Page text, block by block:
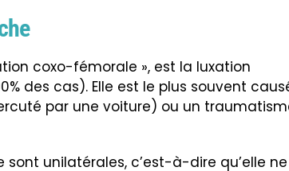
coxo-fémorale », est la luxation
des cas). Elle est le plus souvent
par une voiture) ou un
unilatérales, c’est-à-dire qu’elle ne